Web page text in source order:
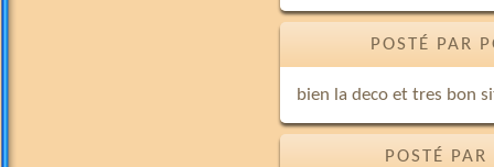
POSTÉ PAR
bien la deco et tres bon
POSTÉ